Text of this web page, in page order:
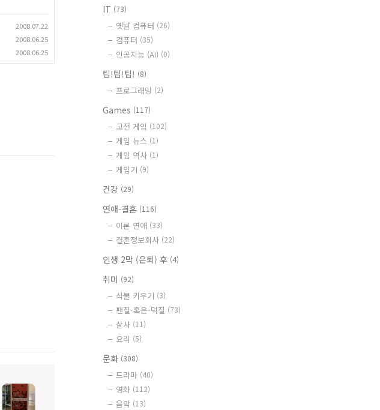
2008.07.22
2008.06.25
2008.06.25
IT (73)
옛날 컴퓨터 (26)
컴퓨터 (35)
인공지능 (AI) (0)
팁!팁!팁! (8)
프로그래밍 (2)
Games (117)
고전 게임 (102)
게임 뉴스 (1)
게임 역사 (1)
게임기 (9)
건강 (29)
연애-결혼 (116)
이론 연애 (33)
결혼정보회사 (22)
인생 2막 (은퇴) 후 (4)
취미 (92)
식물 키우기 (3)
팬질-혹은-덕질 (73)
살사 (11)
요리 (5)
문화 (308)
드라마 (40)
영화 (112)
음악 (13)